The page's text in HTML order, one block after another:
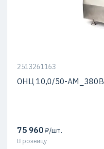
2513261163
ОНЦ 10,0/50-АМ_380В
75 960₽/шт.
В розницу